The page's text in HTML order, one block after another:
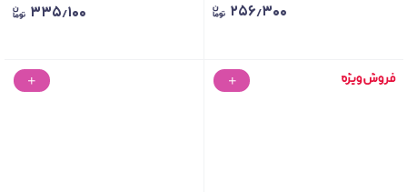
ماندگاری 12 ساعته، حجم330میلی
۲۵۶٫۳۰۰ ۳۳۵٫۱۰۰